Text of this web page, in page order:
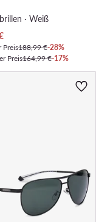
· Weiß
Preis
Preis188,99 €-28%
Preis164,99 €-17%